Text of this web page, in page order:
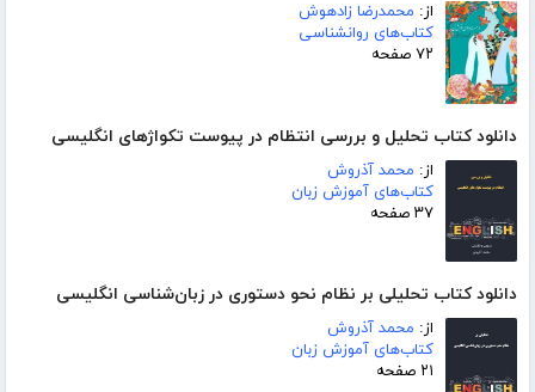
از: محمدرضا زادهوش
کتاب‌های روانشناسی
۷۲ صفحه
دانلود کتاب تحلیل و بررسی انتظام در پیوست تکواژهای انگلیسی
از: محمد آذروش
کتاب‌های آموزش زبان
۳۷ صفحه
دانلود کتاب تحلیلی بر نظام نحو دستوری در زبان‌شناسی انگلیسی
از: محمد آذروش
کتاب‌های آموزش زبان
۲۱ صفحه